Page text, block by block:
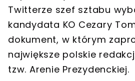
Twitterze szef sztabu
kandydata KO Cezary
dokument, w którym
największe polskie
tzw. Arenie Prezydenckiej.